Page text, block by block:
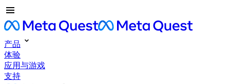
产品
体验
应用与游戏
支持